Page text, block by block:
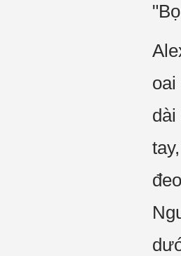
dài